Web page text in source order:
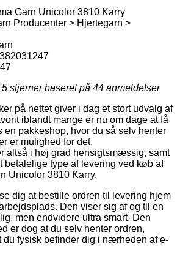
Garn Unicolor 3810 Karry
Producenter > Hjertegarn >
stjerner baseret på 44 anmeldelser
på nettet giver i dag et stort udvalg af
iblandt mange er nu om dage at få
en pakkeshop, hvor du så selv henter
er mulighed for det.
altså i høj grad hensigtsmæssig, samt
betalelige type af levering ved køb af
Unicolor 3810 Karry.
dig at bestille ordren til levering hjem
Den viser sig af og til en
men endvidere ultra smart. Den
er dog at du selv henter ordren,
du fysisk befinder dig i nærheden af e-